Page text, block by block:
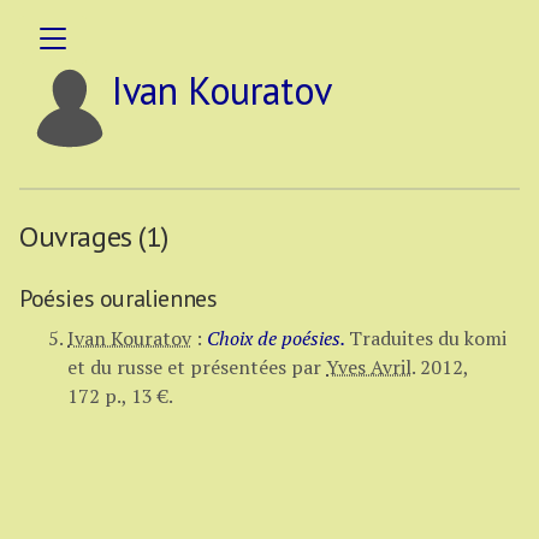
Ivan Kouratov
Ouvrages (1)
Poésies ouraliennes
Ivan Kouratov : Choix de poésies. Traduites du komi
et du russe et présentées parYves Avril. 2012,
172 p., 13 €.